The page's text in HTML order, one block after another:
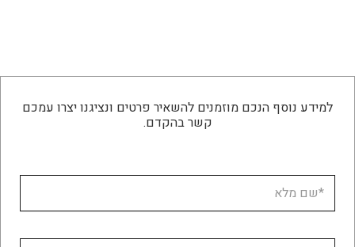
למידע נוסף הנכם מוזמנים להשאיר פרטים ונציגנו יצרו עמכם
קשר בהקדם.